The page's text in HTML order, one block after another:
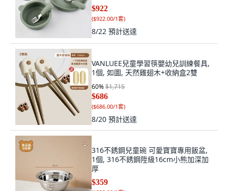
$922
($922.00/1套)
8/22 預計送達
VANLUEE兒童學習筷嬰幼兒訓練餐具,
1個, 如圖, 天然雞翅木+收納盒2雙
60%$1,715
$686
($686.00/1套)
8/20 預計送達
316不銹鋼兒童碗 可愛寶寶專用飯盆,
1個, 316不銹鋼陞級16cm小熊加深加
厚
$359